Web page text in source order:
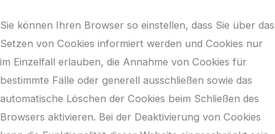
Sie können Ihren Browser so einstellen, dass Sie über das
Setzen von Cookies informiert werden und Cookies nur
im Einzelfall erlauben, die Annahme von Cookies für
bestimmte Fälle oder generell ausschließen sowie das
automatische Löschen der Cookies beim Schließen des
Browsers aktivieren. Bei der Deaktivierung von Cookies